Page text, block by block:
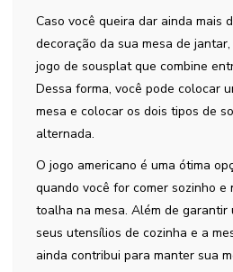
Caso você queira dar ainda mais
decoração da sua mesa de
jogo de sousplat que combine
Dessa forma, você pode colocar
mesa e colocar os dois tipos de
alternada.
O jogo americano é uma ótima
quando você for comer sozinho e
toalha na mesa. Além de
seus utensílios de cozinha e a
ainda contribui para manter sua